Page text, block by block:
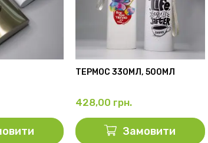
ТЕРМОС 330МЛ, 500МЛ
428,00 грн.
Замовити